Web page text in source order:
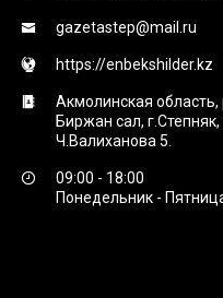
gazetastep@mail.ru
https://enbekshilder.kz
Акмолинская область,
Биржан сал,
Ч.Валиханова 5.
09:00 - 18:00
Понедельник -